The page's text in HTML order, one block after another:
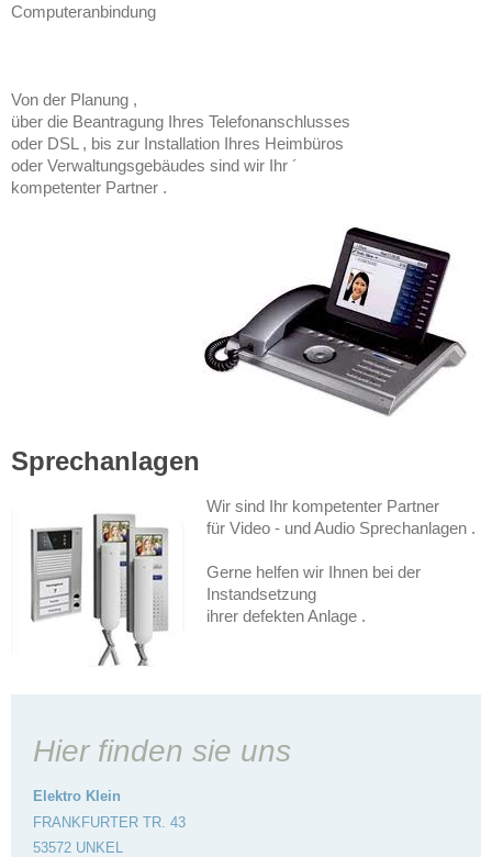
Computeranbindung
Von der Planung ,
über die Beantragung Ihres Telefonanschlusses
oder DSL , bis zur Installation Ihres Heimbüros
oder Verwaltungsgebäudes sind wir Ihr ´
kompetenter Partner .
Sprechanlagen
Wir sind Ihr kompetenter Partner
für Video - und Audio Sprechanlagen .
Gerne helfen wir Ihnen bei der
Instandsetzung
ihrer defekten Anlage .
Hier finden sie uns
Elektro Klein
FRANKFURTER TR. 43
53572 UNKEL